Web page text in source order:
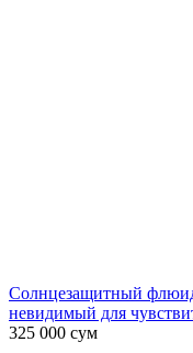
Солнцезащитный флюид
невидимый для
325 000 сум